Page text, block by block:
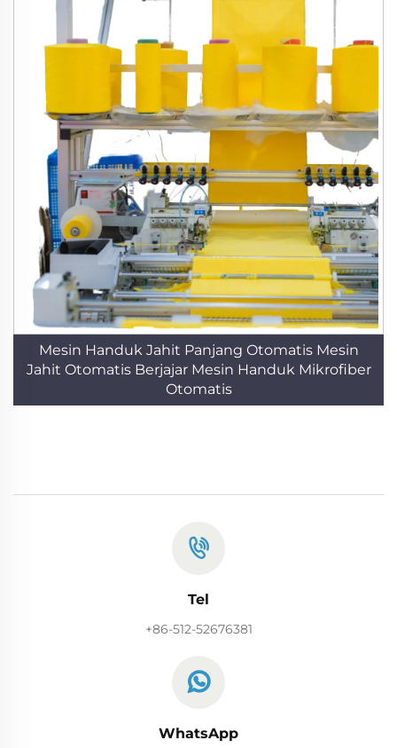
Mesin Handuk Jahit Panjang Otomatis Mesin
Jahit Otomatis Berjajar Mesin Handuk Mikrofiber
Otomatis
Tel
+86-512-52676381
WhatsApp